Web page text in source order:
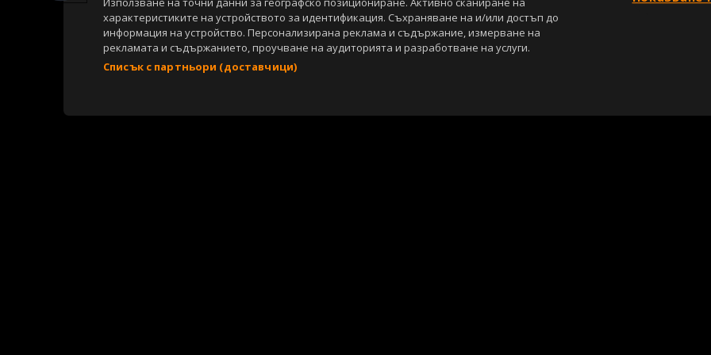
характеристиките на устройството за идентификация. Съхраняване на и/или достъп до
информация на устройство. Персонализирана реклама и съдържание, измерване на
рекламата и съдържанието, проучване на аудиторията и разработване на услуги.
Списък с партньори (доставчици)